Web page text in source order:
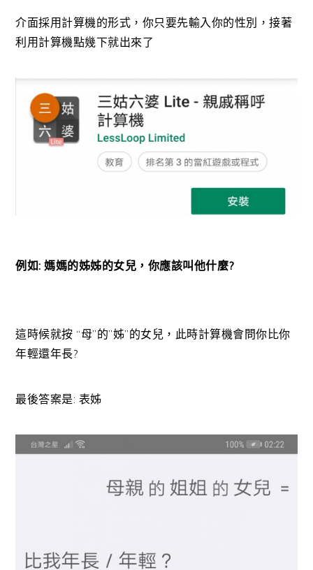
介面採用計算機的形式，你只要先輸入你的性別，接著
利用計算機點幾下就出來了
例如: 媽媽的姊姊的女兒，你應該叫他什麼?
這時候就按 “母”的”姊”的女兒，此時計算機會問你比你
年輕還年長?
最後答案是: 表姊